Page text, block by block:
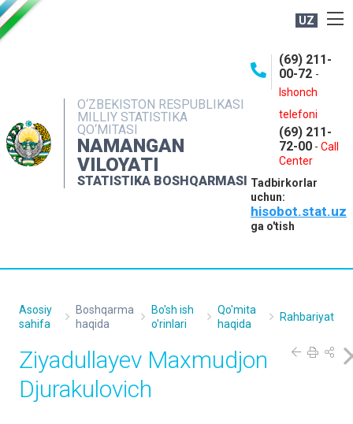
UZ
O‘ZBEKISTON RESPUBLIKASI
MILLIY STATISTIKA
QO‘MITASI
NAMANGAN
VILOYATI
STATISTIKA BOSHQARMASI
(69) 211-
00-72 -
Ishonch
telefoni
(69) 211-
72-00 - Call
Center
Tadbirkorlar
uchun:
hisobot.stat.uz
ga o'tish
NASHRLAR
INTERAKTIV XIZMATLAR
MATBUOT XIZMATI
MUROJAATLAR
Asosiy
sahifa
Boshqarma
haqida
Bo'sh ish
o'rinlari
Qo'mita
haqida
Rahbariyat
Ziyadullayev Maxmudjon
Djurakulovich